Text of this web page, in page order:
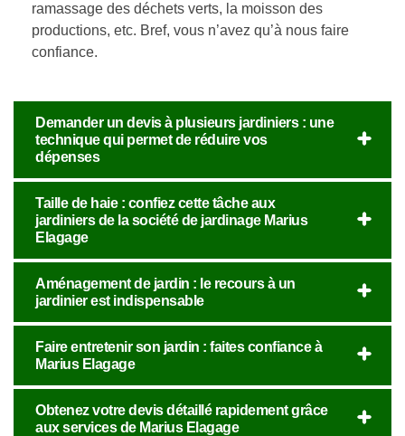
ramassage des déchets verts, la moisson des
productions, etc. Bref, vous n’avez qu’à nous faire
confiance.
Demander un devis à plusieurs jardiniers : une
technique qui permet de réduire vos
dépenses
Taille de haie : confiez cette tâche aux
jardiniers de la société de jardinage Marius
Elagage
Aménagement de jardin : le recours à un
jardinier est indispensable
Faire entretenir son jardin : faites confiance à
Marius Elagage
Obtenez votre devis détaillé rapidement grâce
aux services de Marius Elagage